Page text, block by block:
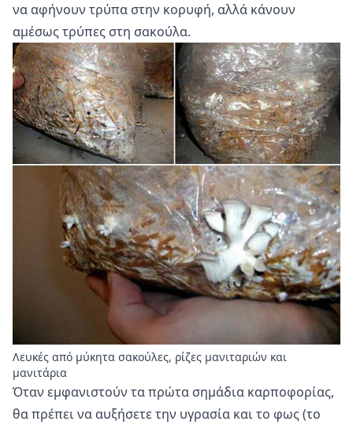
να αφήνουν τρύπα στην κορυφή, αλλά κάνουν
αμέσως τρύπες στη σακούλα.
Λευκές από μύκητα σακούλες, ρίζες μανιταριών και
μανιτάρια
Όταν εμφανιστούν τα πρώτα σημάδια καρποφορίας,
θα πρέπει να αυξήσετε την υγρασία και το φως (το